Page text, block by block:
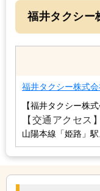
福井タクシー
福井タクシー株式会
【福井タクシー株式
【交通アクセス】
山陽本線「姫路」